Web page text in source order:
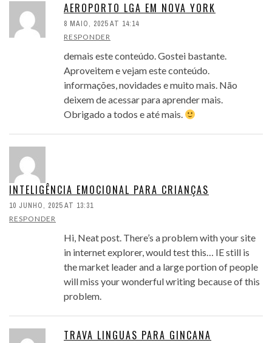
AEROPORTO LGA EM NOVA YORK
8 MAIO, 2025 AT 14:14
RESPONDER
demais este conteúdo. Gostei bastante.
Aproveitem e vejam este conteúdo.
informações, novidades e muito mais. Não
deixem de acessar para aprender mais.
Obrigado a todos e até mais.
INTELIGÊNCIA EMOCIONAL PARA CRIANÇAS
10 JUNHO, 2025 AT 13:31
RESPONDER
Hi, Neat post. There’s a problem with your site
in internet explorer, would test this… IE still is
the market leader and a large portion of people
will miss your wonderful writing because of this
problem.
TRAVA LINGUAS PARA GINCANA